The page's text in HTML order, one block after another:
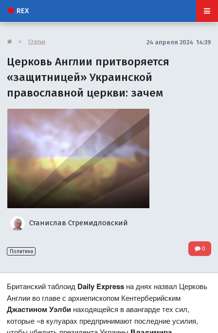
REX
» Статьи 24 апреля 2024 14:39
Церковь Англии притворяется
«защитницей» Украинской
православной церкви: зачем
Станислав Стремидловский
Политика 0
Британский таблоид Daily Express на днях назвал Церковь
Англии во главе с архиепископом Кентерберийским
Джастином Уэлби находящейся в авангарде тех сил,
которые «в кулуарах предпринимают последние усилия,